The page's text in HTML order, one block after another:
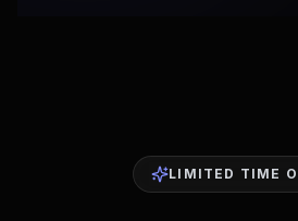
LIMITED TIME